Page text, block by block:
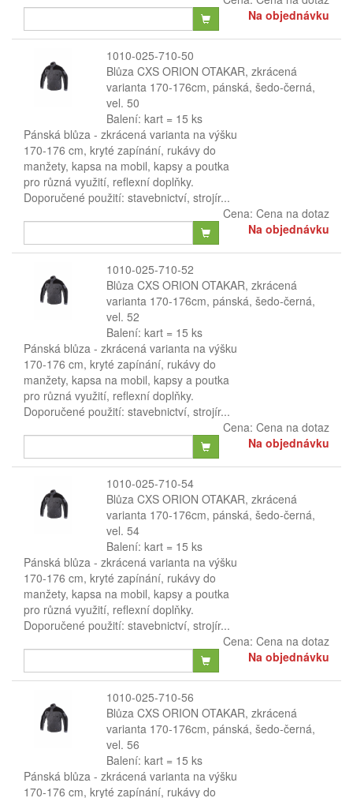
Na objednávku
1010-025-710-50
Blůza CXS ORION OTAKAR, zkrácená
varianta 170-176cm, pánská, šedo-černá,
vel. 50
Balení: kart = 15 ks
Pánská blůza - zkrácená varianta na výšku
170-176 cm, kryté zapínání, rukávy do
manžety, kapsa na mobil, kapsy a poutka
pro různá využití, reflexní doplňky.
Doporučené použití: stavebnictví, strojír...
Cena: Cena na dotaz
Na objednávku
1010-025-710-52
Blůza CXS ORION OTAKAR, zkrácená
varianta 170-176cm, pánská, šedo-černá,
vel. 52
Balení: kart = 15 ks
Pánská blůza - zkrácená varianta na výšku
170-176 cm, kryté zapínání, rukávy do
manžety, kapsa na mobil, kapsy a poutka
pro různá využití, reflexní doplňky.
Doporučené použití: stavebnictví, strojír...
Cena: Cena na dotaz
Na objednávku
1010-025-710-54
Blůza CXS ORION OTAKAR, zkrácená
varianta 170-176cm, pánská, šedo-černá,
vel. 54
Balení: kart = 15 ks
Pánská blůza - zkrácená varianta na výšku
170-176 cm, kryté zapínání, rukávy do
manžety, kapsa na mobil, kapsy a poutka
pro různá využití, reflexní doplňky.
Doporučené použití: stavebnictví, strojír...
Cena: Cena na dotaz
Na objednávku
1010-025-710-56
Blůza CXS ORION OTAKAR, zkrácená
varianta 170-176cm, pánská, šedo-černá,
vel. 56
Balení: kart = 15 ks
Pánská blůza - zkrácená varianta na výšku
170-176 cm, kryté zapínání, rukávy do